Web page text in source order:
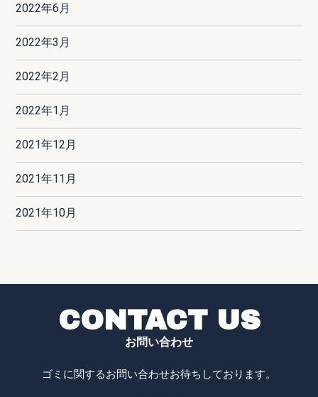
2022年6月
2022年3月
2022年2月
2022年1月
2021年12月
2021年11月
2021年10月
CONTACT US
お問い合わせ
ゴミに関するお問い合わせお待ちしております。